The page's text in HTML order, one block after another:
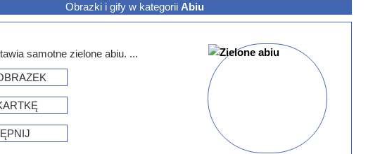
Obrazki i gify w kategorii Abiu
samotne zielone abiu. ...